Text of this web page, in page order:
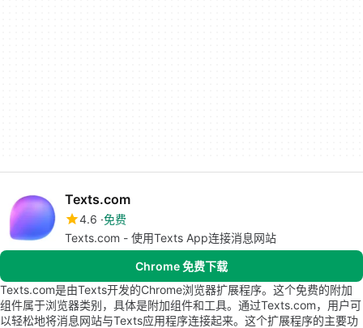
Texts.com
4.6 免费
Texts.com - 使用Texts App连接消息网站
Chrome 免费下载
Texts.com是由Texts开发的Chrome浏览器扩展程序。这个免费的附加
组件属于浏览器类别，具体是附加组件和工具。通过Texts.com，用户可
以轻松地将消息网站与Texts应用程序连接起来。这个扩展程序的主要功